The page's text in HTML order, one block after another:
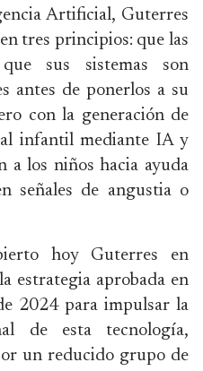
Artificial, Guterres
tres principios: que las
que sus sistemas son
antes de ponerlos a su
con la generación de
infantil mediante IA y
a los niños hacia ayuda
señales de angustia o
hoy Guterres en
estrategia aprobada en
2024 para impulsar la
de esta tecnología,
un reducido grupo de